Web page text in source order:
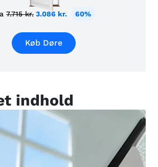
7.715 kr. 3.086 kr. 60%
Køb Døre
indhold